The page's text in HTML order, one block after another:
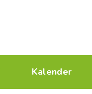
Kalender